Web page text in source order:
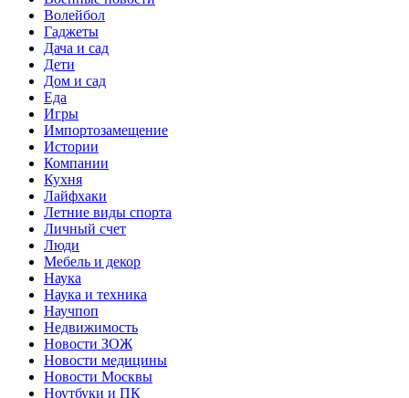
Волейбол
Гаджеты
Дача и сад
Дети
Дом и сад
Еда
Игры
Импортозамещение
Истории
Компании
Кухня
Лайфхаки
Летние виды спорта
Личный счет
Люди
Мебель и декор
Наука
Наука и техника
Научпоп
Недвижимость
Новости ЗОЖ
Новости медицины
Новости Москвы
Ноутбуки и ПК